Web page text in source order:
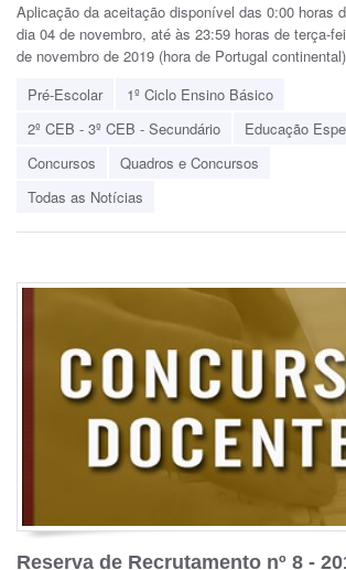
Aplicação da aceitação disponível das 0:00 horas
dia 04 de novembro, até às 23:59 horas de terça-
de novembro de 2019 (hora de Portugal
Pré-Escolar
1º Ciclo Ensino Básico
2º CEB - 3º CEB - Secundário
Educação
Concursos
Quadros e Concursos
Todas as Notícias
Reserva de Recrutamento nº 8 -